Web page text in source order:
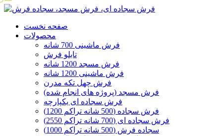
صفحه نخست
محصولات
فرش ماشینی 700 شانه
تابلو فرش
فرش مسجد 1200 شانه
فرش ماشینی 1200 شانه
فرش چهل تکه مدرن
فرش مسجد (پروژه های انجام شده)
فرش سجاده ای یکپارچه
فرش سجاده (500 شانه تراکم 1200)
فرش سجاده ای (700 شانه تراکم 2550)
سجاده فرش (500 شانه تراکم 1000)